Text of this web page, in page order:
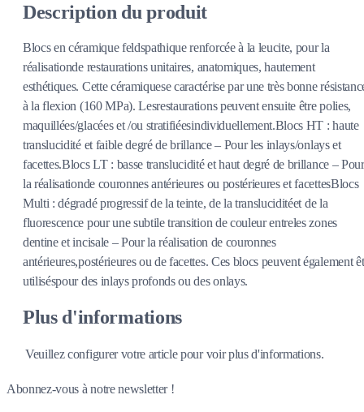
Description du produit
Blocs en céramique feldspathique renforcée à la leucite, pour la
réalisationde restaurations unitaires, anatomiques, hautement
esthétiques. Cette céramiquese caractérise par une très bonne
à la flexion (160 MPa). Lesrestaurations peuvent ensuite être polies,
maquillées/glacées et /ou stratifiéesindividuellement.Blocs HT : haute
translucidité et faible degré de brillance – Pour les inlays/onlays et
facettes.Blocs LT : basse translucidité et haut degré de brillance – Pour
la réalisationde couronnes antérieures ou postérieures et facettesBlocs
Multi : dégradé progressif de la teinte, de la transluciditéet de la
fluorescence pour une subtile transition de couleur entreles zones
dentine et incisale – Pour la réalisation de couronnes
antérieures,postérieures ou de facettes. Ces blocs peuvent également
utiliséspour des inlays profonds ou des onlays.
Plus d'informations
Veuillez configurer votre article pour voir plus d'informations.
Abonnez-vous à notre newsletter !